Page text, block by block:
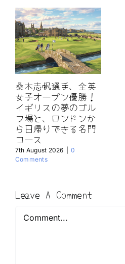
桑木志帆選手、全英
女子オープン優勝！
イギリスの夢のゴル
フ場と、ロンドンか
ら日帰りできる名門
コース
7th August 2026
0
Comments
Leave A Comment
Comment